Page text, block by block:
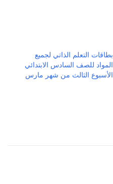
بطاقات التعلم الذاتي لجميع
المواد للصف السادس الابتدائي
الأسبوع الثالث من شهر مارس